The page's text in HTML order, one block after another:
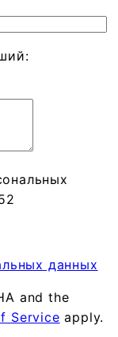
данных
and the
Service apply.